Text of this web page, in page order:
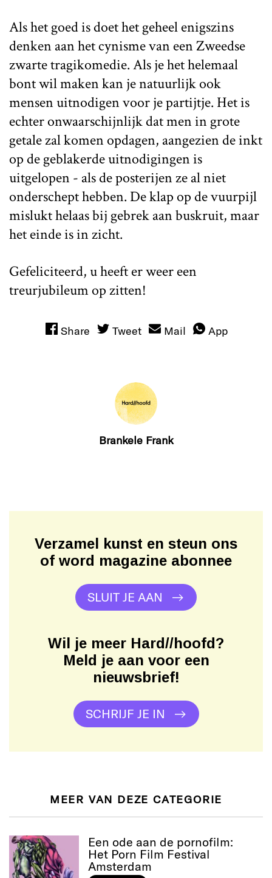
Als het goed is doet het geheel enigszins
denken aan het cynisme van een Zweedse
zwarte tragikomedie. Als je het helemaal
bont wil maken kan je natuurlijk ook
mensen uitnodigen voor je partijtje. Het is
echter onwaarschijnlijk dat men in grote
getale zal komen opdagen, aangezien de inkt
op de geblakerde uitnodigingen is
uitgelopen - als de posterijen ze al niet
onderschept hebben. De klap op de vuurpijl
mislukt helaas bij gebrek aan buskruit, maar
het einde is in zicht.
Gefeliciteerd, u heeft er weer een
treurjubileum op zitten!
Share Tweet Mail App
Brankele Frank
Verzamel kunst en steun ons
of word magazine abonnee
SLUIT JE AAN
Wil je meer Hard//hoofd?
Meld je aan voor een
nieuwsbrief!
SCHRIJF JE IN
MEER VAN DEZE CATEGORIE
Een ode aan de pornofilm:
Het Porn Film Festival
Amsterdam